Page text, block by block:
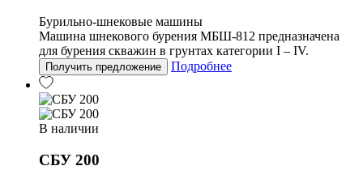
Бурильно-шнековые машины
Машина шнекового бурения МБШ-812 предназначена
для бурения скважин в грунтах категории I – IV.
Получить предложение Подробнее
В наличии
СБУ 200